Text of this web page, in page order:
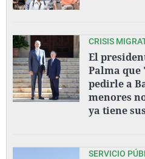
CRISIS
El
Palma
pedirle a
menores
ya tiene
SERVICIO